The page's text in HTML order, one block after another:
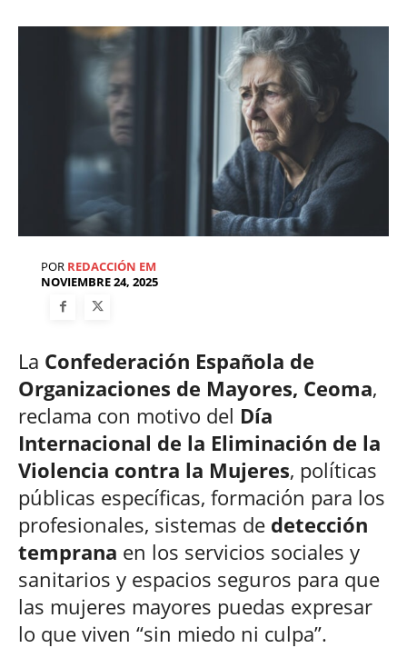
POR REDACCIÓN EM
NOVIEMBRE 24, 2025
La Confederación Española de
Organizaciones de Mayores, Ceoma,
reclama con motivo del Día
Internacional de la Eliminación de la
Violencia contra la Mujeres, políticas
públicas específicas, formación para los
profesionales, sistemas de detección
temprana en los servicios sociales y
sanitarios y espacios seguros para que
las mujeres mayores puedas expresar
lo que viven “sin miedo ni culpa”.